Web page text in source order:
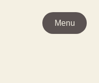
Menu
Menu
OP